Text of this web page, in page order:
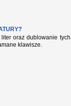
oraz dublowanie
klawisze.